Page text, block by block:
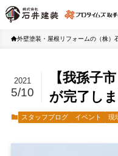
外壁塗装・屋根リフォームの（株）
【我孫子
が完了しま
2021
5/10
スタッフブログ イベント 現